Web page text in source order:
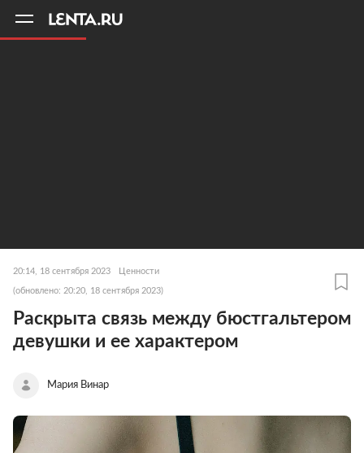
20:14, 18 сентября 2023 Ценности
(обновлено: 20:20, 18 сентября 2023)
Раскрыта связь между бюстгальтером
девушки и ее характером
Мария Винар